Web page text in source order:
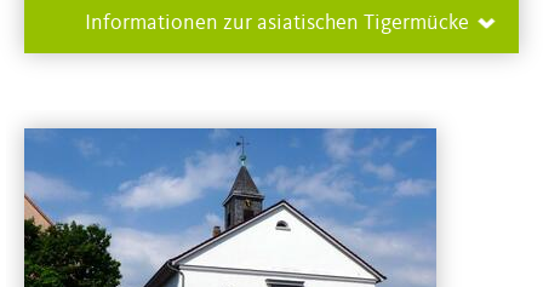
Informationen zur asiatischen Tigermücke